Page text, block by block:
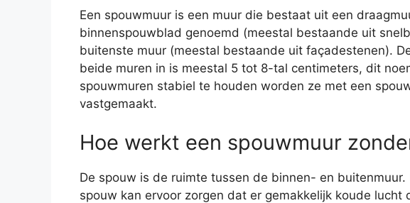
Een spouwmuur is een muur die bestaat uit een
binnenspouwblad genoemd (meestal bestaande uit
buitenste muur (meestal bestaande uit façadestenen).
beide muren in is meestal 5 tot 8-tal centimeters, dit
spouwmuren stabiel te houden worden ze met een
vastgemaakt.
Hoe werkt een spouwmuur
De spouw is de ruimte tussen de binnen- en
spouw kan ervoor zorgen dat er gemakkelijk koude